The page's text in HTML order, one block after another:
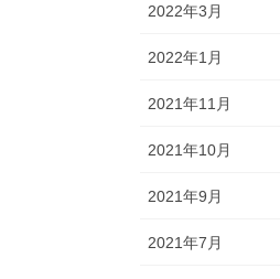
2022年3月
2022年1月
2021年11月
2021年10月
2021年9月
2021年7月